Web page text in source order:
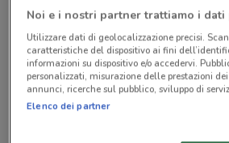
© MapTiler ©
Noi e i nostri partner trattiamo i
Utilizzare dati di geolocalizzazione precisi.
caratteristiche del dispositivo ai fini
informazioni su dispositivo e/o accedervi.
personalizzati, misurazione delle prestazioni
annunci, ricerche sul pubblico, sviluppo di
Elenco dei partner